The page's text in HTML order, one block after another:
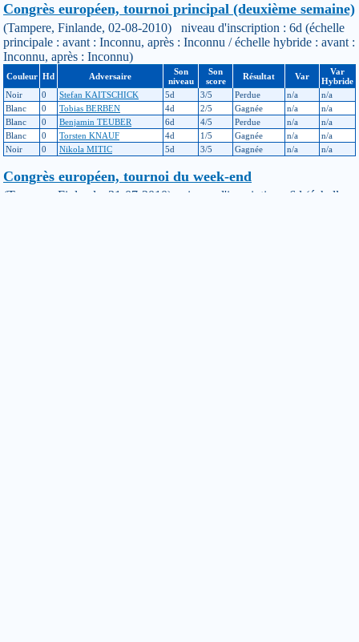
Congrès européen, tournoi principal (deuxième semaine)
(Tampere, Finlande, 02-08-2010) niveau d'inscription : 6d (échelle
principale : avant : Inconnu, après : Inconnu / échelle hybride : avant :
Inconnu, après : Inconnu)
Couleur Hd Adversaire
Son
niveau
Son
score
Résultat Var
Var
Hybride
Noir
0 Stefan KAITSCHICK 5d 3/5 Perdue n/a
n/a
Blanc
0 Tobias BERBEN 4d 2/5 Gagnée n/a
n/a
Blanc
0 Benjamin TEUBER 6d 4/5 Perdue n/a
n/a
Blanc
0 Torsten KNAUF 4d 1/5 Gagnée n/a
n/a
Noir
0 Nikola MITIC 5d 3/5 Gagnée n/a n/a
Congrès européen, tournoi du week-end
(Tampere, Finlande, 31-07-2010) niveau d'inscription : 6d (échelle